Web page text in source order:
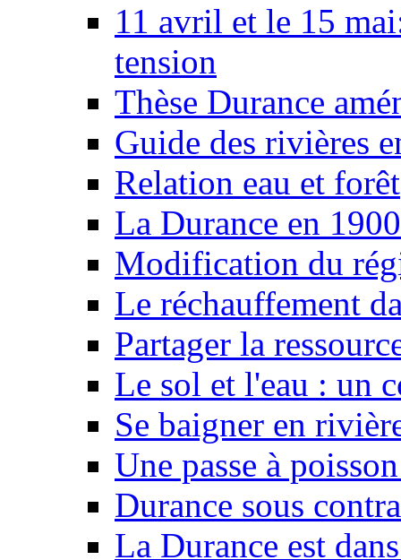
11 avril et le 15
tension
Thèse Durance
Guide des rivières
Relation eau et forêt
La Durance en 1900
Modification du
Le réchauffement
Partager la
Le sol et l'eau : un
Se baigner en
Une passe à
Durance sous
La Durance est